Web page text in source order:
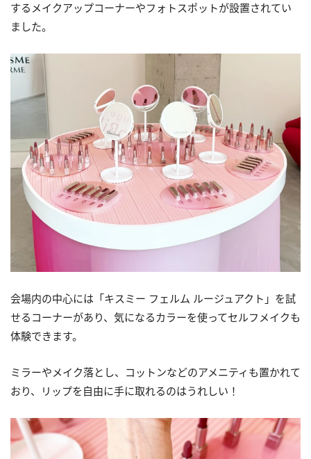
するメイクアップコーナーやフォトスポットが設置されてい
ました。
会場内の中心には「キスミー フェルム ルージュアクト」を試
せるコーナーがあり、気になるカラーを使ってセルフメイクも
体験できます。
ミラーやメイク落とし、コットンなどのアメニティも置かれて
おり、リップを自由に手に取れるのはうれしい！